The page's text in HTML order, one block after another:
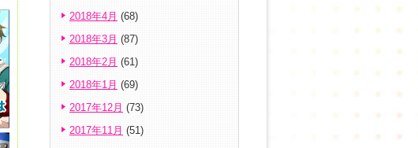
2018年4月 (68)
2018年3月 (87)
2018年2月 (61)
2018年1月 (69)
2017年12月 (73)
2017年11月 (51)